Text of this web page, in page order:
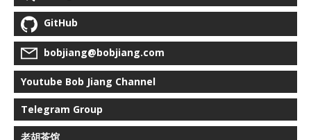
GitHub
bobjiang@bobjiang.com
Youtube Bob Jiang Channel
Telegram Group
老胡茶馆